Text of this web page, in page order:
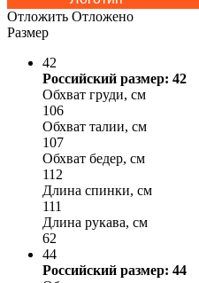
Отложить Отложено
Размер
42
Российский размер: 42
Обхват груди, см
106
Обхват талии, см
107
Обхват бедер, см
112
Длина спинки, см
111
Длина рукава, см
62
44
Российский размер: 44